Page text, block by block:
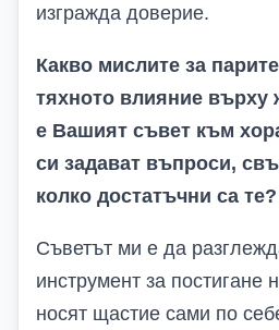
изгражда доверие.
Какво мислите за
тяхното влияние върху
е Вашият съвет към
си задават въпроси,
колко достатъчни са те?
Съветът ми е да
инструмент за постигане
носят щастие сами по